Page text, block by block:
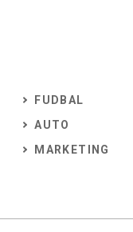
FUDBAL
AUTO
MARKETING